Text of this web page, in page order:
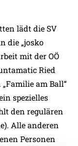
lädt die SV
die „josko
mit der OÖ
Ried
am Ball“
spezielles
den regulären
Alle anderen
Personen